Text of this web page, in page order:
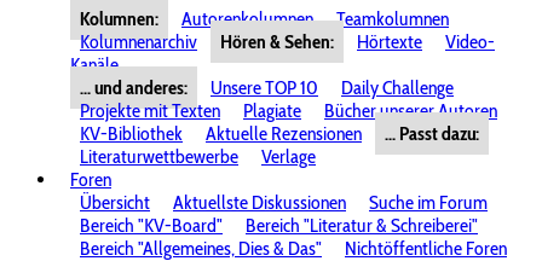
Kolumnen:
Autorenkolumnen
Teamkolumnen
Kolumnenarchiv
Hören & Sehen: Hörtexte
Video-
Kanäle
... und anderes:
Unsere TOP 10
Daily Challenge
Projekte mit Texten
Plagiate
Bücher unserer Autoren
KV-Bibliothek
Aktuelle Rezensionen
... Passt dazu:
Literaturwettbewerbe
Verlage
Foren
Übersicht
Aktuellste Diskussionen
Suche im Forum
Bereich "KV-Board"
Bereich "Literatur & Schreiberei"
Bereich "Allgemeines, Dies & Das"
Nichtöffentliche Foren